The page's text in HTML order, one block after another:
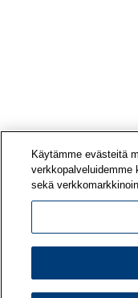
Käytämme evästeitä
verkkopalveluidemme
sekä